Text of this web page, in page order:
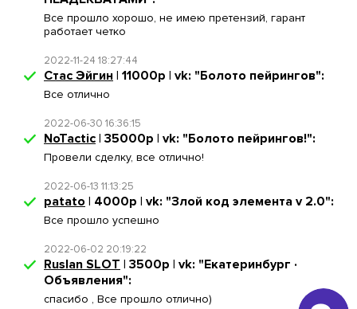
Все прошло хорошо, не имею претензий, гарант
работает четко
2022-11-24 18:27:44
Стас Эйгин | 11000р | vk: "Болото пейрингов":
Все отлично
2022-06-30 16:36:15
NoTactic | 35000р | vk: "Болото пейрингов!":
Провели сделку, все отлично!
2022-06-13 11:13:25
patato | 4000р | vk: "Злой код элемента v 2.0":
Все прошло успешно
2022-06-02 20:19:22
Ruslan SLOT | 3500р | vk: "Екатеринбург ·
Объявления":
спасибо , Все прошло отлично)